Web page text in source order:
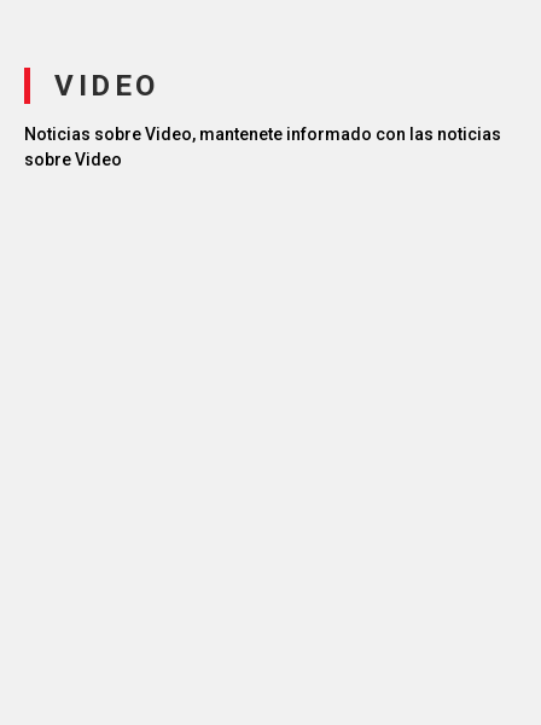
VIDEO
Noticias sobre Video, mantenete informado con las noticias
sobre Video